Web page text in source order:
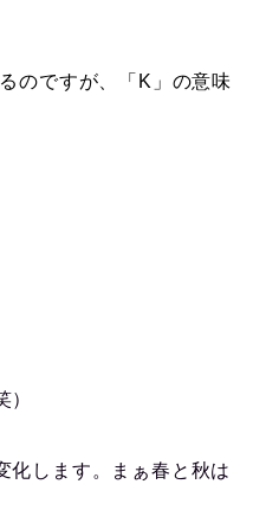
のですが、「K」の意味
化します。まぁ春と秋は